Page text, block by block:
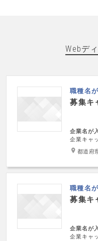
Webデ
職種名
募集キ
企業名が
企業キャ
都道府
職種名
募集キ
企業名が
企業キャ